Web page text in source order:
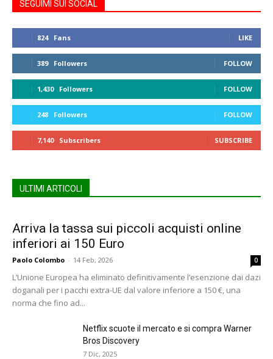
SEGUIMI SUI SOCIAL
824 Fans LIKE
389 Followers FOLLOW
1,430 Followers FOLLOW
248 Followers FOLLOW
7,140 Subscribers SUBSCRIBE
ULTIMI ARTICOLI
Arriva la tassa sui piccoli acquisti online
inferiori ai 150 Euro
Paolo Colombo - 14 Feb, 2026 0
L’Unione Europea ha eliminato definitivamente l’esenzione dai dazi
doganali per i pacchi extra-UE dal valore inferiore a 150 €, una
norma che fino ad...
Netflix scuote il mercato e si compra Warner
Bros Discovery
7 Dic, 2025